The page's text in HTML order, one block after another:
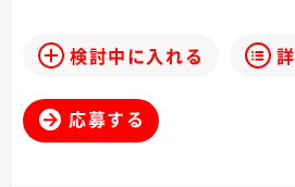
検討中に入れる
応募する